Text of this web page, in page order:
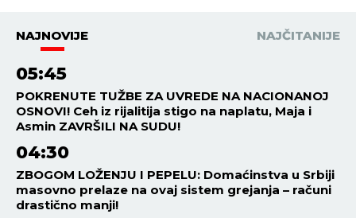
NAJNOVIJE NAJČITANIJE
05:45
POKRENUTE TUŽBE ZA UVREDE NA NACIONANOJ
OSNOVI! Ceh iz rijalitija stigo na naplatu, Maja i
Asmin ZAVRŠILI NA SUDU!
04:30
ZBOGOM LOŽENJU I PEPELU: Domaćinstva u Srbiji
masovno prelaze na ovaj sistem grejanja – računi
drastično manji!